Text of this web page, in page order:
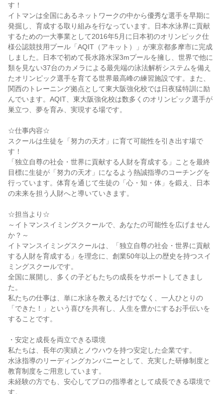
す！
イトマンは全国にあるネットワークの中から優秀な選手を早期に
発掘し、育成する取り組みを行なっています。日本水泳界に貢献
するための一大事業として2016年5月に日本初のオリンピック仕
様公認競技用プール「AQIT（アキット）」が東京都多摩市に完成
しました。日本で初めて長水路水深3mプールを擁し、世界で他に
類を見ない37台のカメラによる最先端の泳法解析システムを備え
たオリンピック選手を育てる世界最高峰の練習施設です。また、
関西のトレーニング拠点として東大阪強化校では日夜猛特訓に励
んでいます。AQIT、東大阪強化校は数多くのオリンピック選手が
巣立つ、夢を育み、実現する場です。
☆仕事内容☆
スクールは生徒を「努力の天才」に育て可能性を引き出す場で
す！
「独立自尊の社会・世界に貢献する人財を育成する」ことを最終
目標に生徒が「努力の天才」になるよう熱誠指導のコーチングを
行っています。体育を通じて生徒の「心・知・体」を鍛え、日本
の未来を担う人財へと導いていきます。
☆担当より☆
～イトマンスイミングスクールで、あなたの可能性を広げません
か？～
イトマンスイミングスクールは、「独立自尊の社会・世界に貢献
する人財を育成する」を理念に、創業50年以上の歴史を持つスイ
ミングスクールです。
全国に展開し、多くの子どもたちの成長をサポートしてきまし
た。
私たちの仕事は、単に水泳を教えるだけでなく、一人ひとりの
「できた！」という喜びを共有し、人生を豊かにするお手伝いを
することです。
・安定と成長を両立できる環境
私たちは、長年の実績とノウハウを持つ安定した企業です。
水泳指導のリーディングカンパニーとして、充実した研修制度と
教育制度をご用意しています。
未経験の方でも、安心してプロの指導者として成長できる環境で
す。